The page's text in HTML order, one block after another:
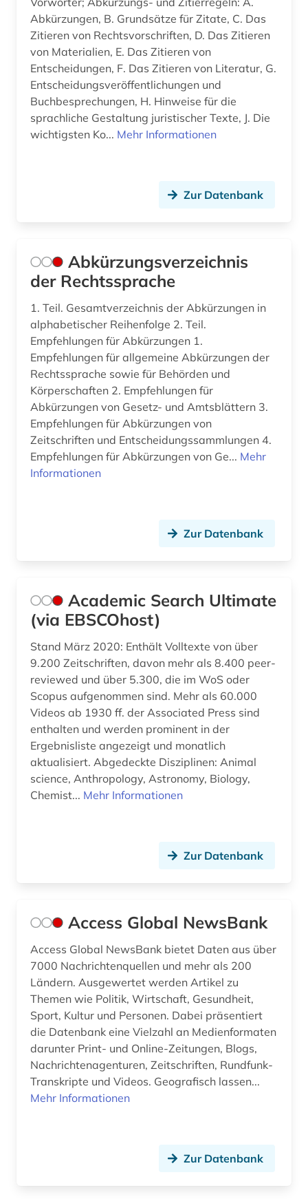
betäubungsmittel (1)
bewertungsgesetz (1)
bgb (1)
bgvr (2)
bibliografie (17)
bibliotheksbestand (2)
biblische studien (1)
bilanz (4)
bilanzierung (1)
bilanzrecht (14)
bilanzsteuerrecht (1)
bildnis (1)
biologie (2)
book e (1)
bosnien und herzegowina (1)
botanik (1)
branchenberichte (1)
brandenburg (4)
buch (1)
buchbestand (1)
buchführung (2)
bundes-angestelltentarifvertrag (4)
bundesangestelltentarif (1)
bundesarbeitsgericht (1)
bundesarchiv (1)
Abkürzungen, B. Grundsätze für Zitate, C. Das
Zitieren von Rechtsvorschriften, D. Das Zitieren
von Materialien, E. Das Zitieren von
Entscheidungen, F. Das Zitieren von Literatur, G.
Entscheidungsveröffentlichungen und
Buchbesprechungen, H. Hinweise für die
sprachliche Gestaltung juristischer Texte, J. Die
wichtigsten Ko... Mehr Informationen
Zur Datenbank
Abkürzungsverzeichnis
der Rechtssprache
1. Teil. Gesamtverzeichnis der Abkürzungen in
alphabetischer Reihenfolge 2. Teil.
Empfehlungen für Abkürzungen 1.
Empfehlungen für allgemeine Abkürzungen der
Rechtssprache sowie für Behörden und
Körperschaften 2. Empfehlungen für
Abkürzungen von Gesetz- und Amtsblättern 3.
Empfehlungen für Abkürzungen von
Zeitschriften und Entscheidungssammlungen 4.
Empfehlungen für Abkürzungen von Ge... Mehr
Informationen
Zur Datenbank
Academic Search Ultimate
(via EBSCOhost)
Stand März 2020: Enthält Volltexte von über
9.200 Zeitschriften, davon mehr als 8.400 peer-
reviewed und über 5.300, die im WoS oder
Scopus aufgenommen sind. Mehr als 60.000
Videos ab 1930 ff. der Associated Press sind
enthalten und werden prominent in der
Ergebnisliste angezeigt und monatlich
aktualisiert. Abgedeckte Disziplinen: Animal
science, Anthropology, Astronomy, Biology,
Chemist... Mehr Informationen
Zur Datenbank
Access Global NewsBank
Access Global NewsBank bietet Daten aus über
7000 Nachrichtenquellen und mehr als 200
Ländern. Ausgewertet werden Artikel zu
Themen wie Politik, Wirtschaft, Gesundheit,
Sport, Kultur und Personen. Dabei präsentiert
die Datenbank eine Vielzahl an Medienformaten
darunter Print- und Online-Zeitungen, Blogs,
Nachrichtenagenturen, Zeitschriften, Rundfunk-
Transkripte und Videos. Geografisch lassen...
Mehr Informationen
Zur Datenbank